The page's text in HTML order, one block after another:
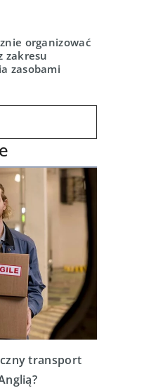
organizować
zakresu
zasobami
transport